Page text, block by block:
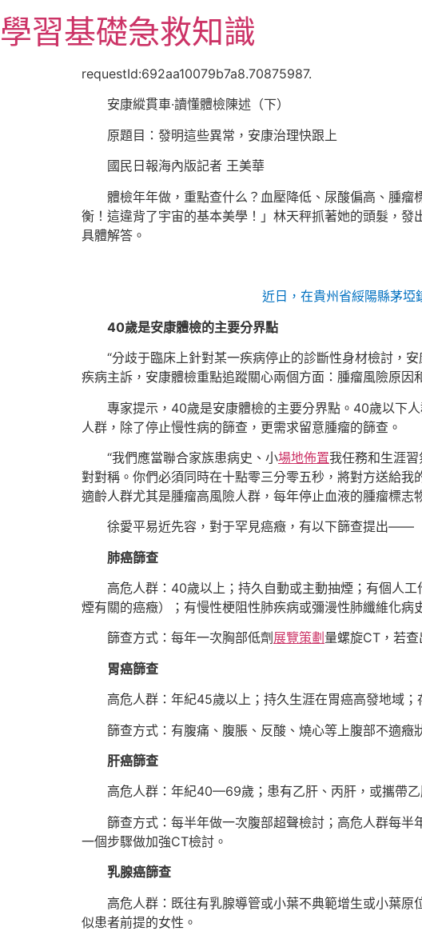
至
主
學習基礎急救知識
requestId:692aa10079b7a8.70875987.
安康縱貫車·讀懂體檢陳述（下）
原題目：發明這些異常，安康治理快跟上
國民日報海內版記者 王美華
體檢年年做，重點查什么？血壓降低、尿酸偏高、腫
衡！這違背了宇宙的基本美學！」林天秤抓著她的頭髮，發
具體解答。
近日，在貴州省綏陽縣茅埡
40歲是安康體檢的主要分界點
“分歧于臨床上針對某一疾病停止的診斷性身材檢討，
疾病主訴，安康體檢重點追蹤關心兩個方面：腫瘤風險原因
專家提示，40歲是安康體檢的主要分界點。40歲以下
人群，除了停止慢性病的篩查，更需求留意腫瘤的篩查。
“我們應當聯合家族患病史、小場地佈置我任務和生涯
對對稱。你們必須同時在十點零三分零五秒，將對方送給我
適齡人群尤其是腫瘤高風險人群，每年停止血液的腫瘤標
徐愛平易近先容，對于罕見癌癥，有以下篩查提出——
肺癌篩查
高危人群：40歲以上；持久自動或主動抽煙；有個人工
煙有關的癌癥）；有慢性梗阻性肺疾病或彌漫性肺纖維化病
篩查方式：每年一次胸部低劑 展覽策劃 量螺旋CT，若
胃癌篩查
高危人群：年紀45歲以上；持久生涯在胃癌高發地域
篩查方式：有腹痛、腹脹、反酸、燒心等上腹部不適
肝癌篩查
高危人群：年紀40—69歲；患有乙肝、丙肝，或攜帶
篩查方式：每半年做一次腹部超聲檢討；高危人群每半
一個步驟做加強CT檢討。
乳腺癌篩查
高危人群：既往有乳腺導管或小葉不典範增生或小葉
似患者前提的女性。